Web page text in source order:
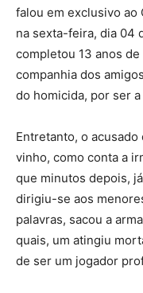
falou em exclusivo ao
na sexta-feira, dia 04
completou 13 anos de
companhia dos
do homicida, por ser
Entretanto, o
vinho, como conta a
que minutos depois,
dirigiu-se aos
palavras, sacou a
quais, um atingiu
de ser um jogador